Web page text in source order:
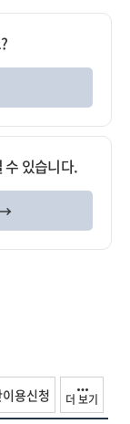
수 있습니다.
용신청 더 보기